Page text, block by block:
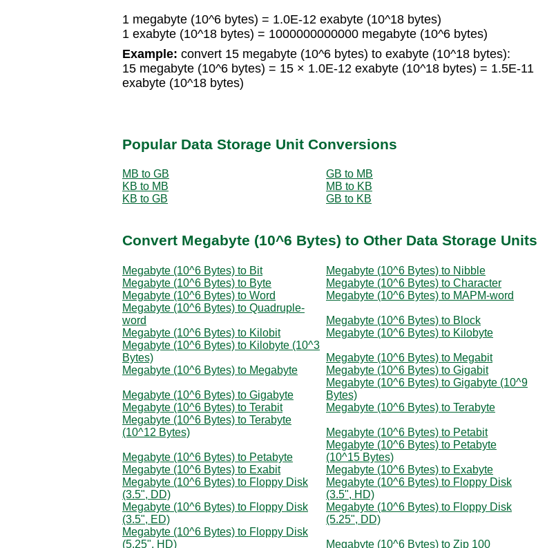
1 megabyte (10^6 bytes) = 1.0E-12 exabyte (10^18 bytes)
1 exabyte (10^18 bytes) = 1000000000000 megabyte (10^6 bytes)
Example: convert 15 megabyte (10^6 bytes) to exabyte (10^18 bytes):
15 megabyte (10^6 bytes) = 15 × 1.0E-12 exabyte (10^18 bytes) = 1.5E-11
exabyte (10^18 bytes)
Popular Data Storage Unit Conversions
MB to GB
GB to MB
KB to MB
MB to KB
KB to GB
GB to KB
Convert Megabyte (10^6 Bytes) to Other Data Storage Units
Megabyte (10^6 Bytes) to Bit
Megabyte (10^6 Bytes) to Nibble
Megabyte (10^6 Bytes) to Byte
Megabyte (10^6 Bytes) to Character
Megabyte (10^6 Bytes) to Word
Megabyte (10^6 Bytes) to MAPM-word
Megabyte (10^6 Bytes) to Quadruple-
word
Megabyte (10^6 Bytes) to Block
Megabyte (10^6 Bytes) to Kilobit
Megabyte (10^6 Bytes) to Kilobyte
Megabyte (10^6 Bytes) to Kilobyte (10^3
Bytes)
Megabyte (10^6 Bytes) to Megabit
Megabyte (10^6 Bytes) to Megabyte
Megabyte (10^6 Bytes) to Gigabit
Megabyte (10^6 Bytes) to Gigabyte
Megabyte (10^6 Bytes) to Gigabyte (10^9
Bytes)
Megabyte (10^6 Bytes) to Terabit
Megabyte (10^6 Bytes) to Terabyte
Megabyte (10^6 Bytes) to Terabyte
(10^12 Bytes)
Megabyte (10^6 Bytes) to Petabit
Megabyte (10^6 Bytes) to Petabyte
Megabyte (10^6 Bytes) to Petabyte
(10^15 Bytes)
Megabyte (10^6 Bytes) to Exabit
Megabyte (10^6 Bytes) to Exabyte
Megabyte (10^6 Bytes) to Floppy Disk
(3.5", DD)
Megabyte (10^6 Bytes) to Floppy Disk
(3.5", HD)
Megabyte (10^6 Bytes) to Floppy Disk
(3.5", ED)
Megabyte (10^6 Bytes) to Floppy Disk
(5.25", DD)
Megabyte (10^6 Bytes) to Floppy Disk
(5.25", HD)
Megabyte (10^6 Bytes) to Zip 100